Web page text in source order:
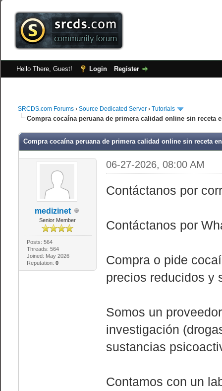
Hello There, Guest! Login Register
SRCDS.com Forums ›Source Dedicated Server ›Tutorials
Compra cocaína peruana de primera calidad online sin receta
Compra cocaína peruana de primera calidad online sin receta
medizinet
Senior Member
Posts: 564
Threads: 564
Joined: May 2026
Reputation: 0
06-27-2026, 08:00 AM
Contáctanos por
Contáctanos por
Compra o pide
precios reducidos y
Somos un
investigación
sustancias
Contamos con un